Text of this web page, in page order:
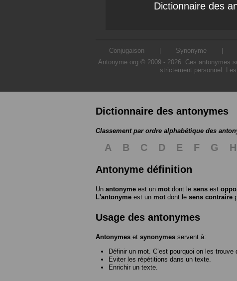
Dictionnaire des
Conjugaison Synonyme
Antonyme.org © 2009 - 2026. Ces antonymes
strictement personnel.
Dictionnaire des antonymes
Classement par ordre alphabétique des
A B C D E F G H
Antonyme définition
Un antonyme est un mot dont le sens est
L'antonyme est un mot dont le sens contraire
Usage des antonymes
Antonymes et synonymes servent à:
Définir un mot. C’est pourquoi on les
Eviter les répétitions dans un texte.
Enrichir un texte.